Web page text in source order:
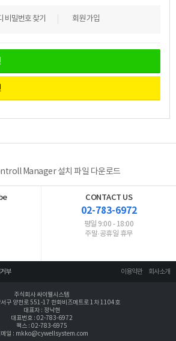
비밀번호 찾기 회원 가입
Manager 설치 파일 다운로드
CONTACT US
02-783-6972
평일 9:00 - 18:00
주말·공휴일 휴무
부 이용약관 회사소개
주식회사 싸이웰시스템
서구 양천로 551-17 한화비즈메트로 1차 1104호
대표자 : 정낙현
대표번호 : 02-783-6972
팩스 : 02-783-6975
메일 : mkko@cywellsystem.com